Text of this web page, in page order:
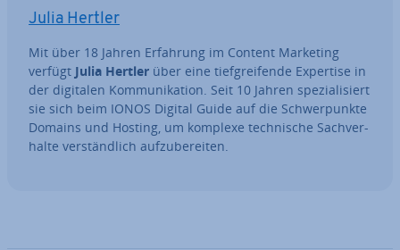
Julia Hertler
Mit über 18 Jahren Erfahrung im Content Marketing
verfügt Julia Hertler über eine tief­grei­fen­de Expertise in
der digitalen Kom­mu­ni­ka­ti­on. Seit 10 Jahren spe­zia­li­siert
sie sich beim IONOS Digital Guide auf die Schwer­punk­te
Domains und Hosting, um komplexe tech­ni­sche Sach­ver­
hal­te ver­ständ­lich auf­zu­be­rei­ten.